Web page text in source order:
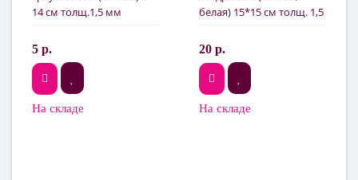
14 см толщ.1,5 мм
5 р.
На складе
белая) 15*15 см толщ. 1,5
20 р.
На складе